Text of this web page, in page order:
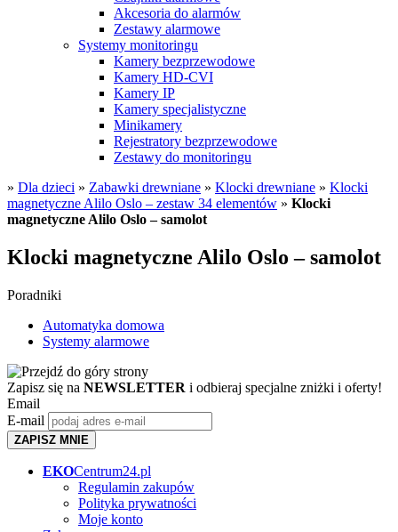
Akcesoria do alarmów
Zestawy alarmowe
Systemy monitoringu
Kamery bezprzewodowe
Kamery HD-CVI
Kamery IP
Kamery specjalistyczne
Minikamery
Rejestratory bezprzewodowe
Zestawy do monitoringu
» Dla dzieci » Zabawki drewniane » Klocki drewniane » Klocki
magnetyczne Alilo Oslo – zestaw 34 elementów » Klocki
magnetyczne Alilo Oslo – samolot
Klocki magnetyczne Alilo Oslo – samolot
Poradniki
Automatyka domowa
Systemy alarmowe
Zapisz się na NEWSLETTER i odbieraj specjalne zniżki i oferty!
Email
E-mail
ZAPISZ MNIE
EKOCentrum24.pl
Regulamin zakupów
Polityka prywatności
Moje konto